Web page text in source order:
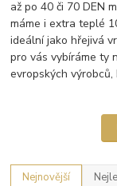
až po 40 či 70 DEN
máme i extra teplé
ideální jako hřejivá
pro vás vybíráme ty
evropských
Nejnovější